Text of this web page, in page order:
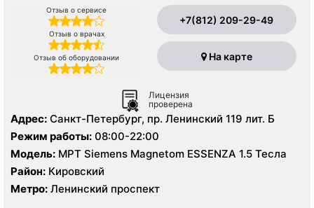
Отзыв о сервисе
Отзыв о врачах
Отзыв об оборудовании
+7(812) 209-29-49
На карте
Лицензия
проверена
Адрес: Санкт-Петербург, пр. Ленинский 119 лит. Б
Режим работы: 08:00-22:00
Модель: МРТ Siemens Magnetom ESSENZA 1.5 Тесла
Район: Кировский
Метро: Ленинский проспект